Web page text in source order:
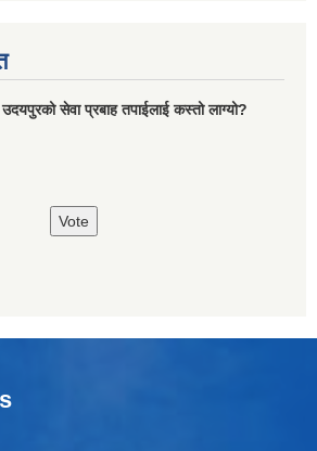
सेवा प्रबाह तपाईलाई कस्तो लाग्यो?